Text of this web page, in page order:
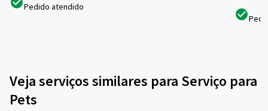
Pedido atendido
Veja serviços similares para Serviço para
Pets